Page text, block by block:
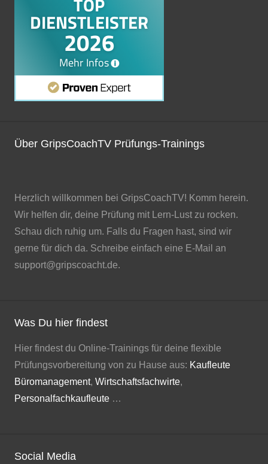
Über GripsCoachTV Prüfungs-Trainings
Herzlich willkommen bei GripsCoachTV! Komm herein.
Wir helfen dir, deine Prüfung mit Lern-Lust zu rocken.
Schau dich ruhig um. Falls du Fragen hast, sind wir
gerne für dich da. Schreibe einfach eine E-Mail an
support@gripscoacht.de.
Was Du hier findest
Hier findest du Online-Trainings für deine flexible
Prüfungsvorbereitung von zu Hause aus: Kaufleute
Büromanagement, Wirtschaftsfachwirte,
Personalfachkaufleute …
Social Media